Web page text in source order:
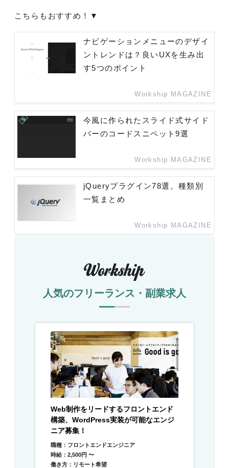
こちらもおすすめ！▼
ナビゲーションメニューのデザイ
ントレンドは？良いUXを生み出
す5つのポイント
Workship MAGAZINE
今風に作られたスライド式サイド
バーのコードスニペット9選
Workship MAGAZINE
jQueryプラグイン78選。種類別
一覧まとめ
Workship MAGAZINE
人気のフリーランス・副業求人
Web制作をリードするフロントエンド
構築、WordPress実装が可能なエンジ
ニア募集！
職種：フロントエンドエンジニア
時給：2,500円 〜
働き方：リモート希望